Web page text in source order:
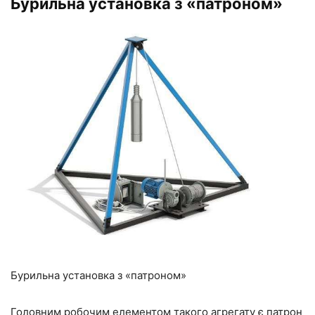
Бурильна установка з «патроном»
Головним робочим елементом такого агрегату є патрон